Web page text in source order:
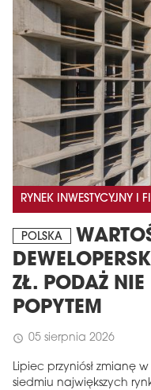
RYNEK INWESTYCYJNY I
POLSKA
ZŁ. PODAŻ
POPYTEM
schedule 05 sierpnia 2026
Lipiec przyniósł zmianę
siedmiu największych
MAGAZYN
Wydanie 6
CZERWIEC 2026
Więcej